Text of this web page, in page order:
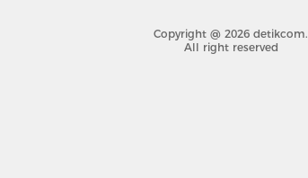
Copyright @ 2026 detikcom.
All right reserved